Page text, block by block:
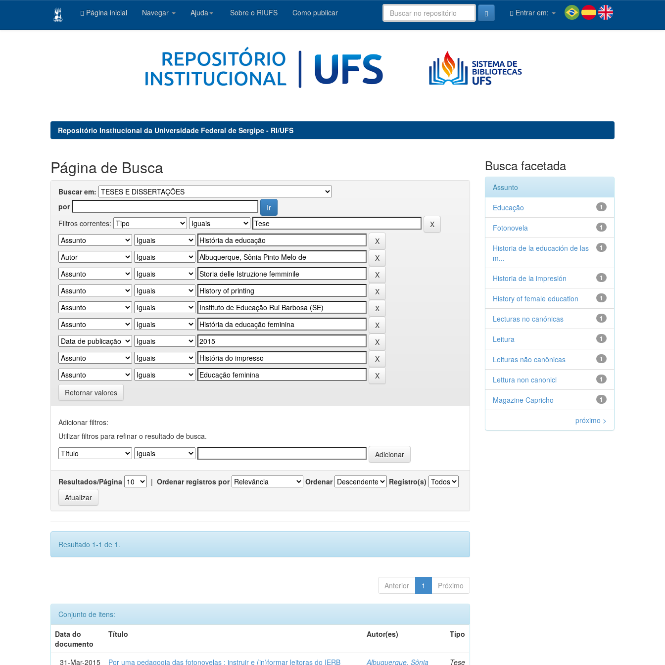
Página inicial Navegar Ajuda Sobre o RIUFS Como publicar Entrar em:
Repositório Institucional da Universidade Federal de Sergipe - RI/UFS
Página de Busca
Buscar em:
por
Filtros correntes:
Retornar valores
Adicionar filtros:
Utilizar filtros para refinar o resultado de busca.
Resultados/Página | Ordenar registros por Ordenar Registro(s)
Resultado 1-1 de 1.
Anterior 1 Próximo
Conjunto de itens:
Data do
documento
Título Autor(es) Tipo
31-Mar-2015 Por uma pedagogia das fotonovelas : instruir e (in)formar leitoras do IERB Albuquerque, Sônia Tese
Busca facetada
Assunto
1
Educação
1
Fotonovela
1
Historia de la educación de las
m...
1
Historia de la impresión
1
History of female education
1
Lecturas no canónicas
1
Leitura
1
Leituras não canônicas
1
Lettura non canonici
1
Magazine Capricho
próximo >